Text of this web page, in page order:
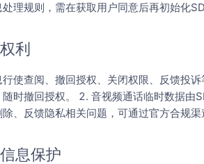
理规则，需在获取用户同意后再初始化
利
使查阅、撤回授权、关闭权限、反馈投
时撤回授权。 2. 音视频通话临时数据
、反馈隐私相关问题，可通过官方合规
息保护